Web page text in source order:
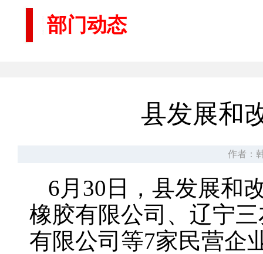
部门动态
县发展和
作者：
6月30日，县发展和
橡胶有限公司、辽宁
有限公司等7家民营企